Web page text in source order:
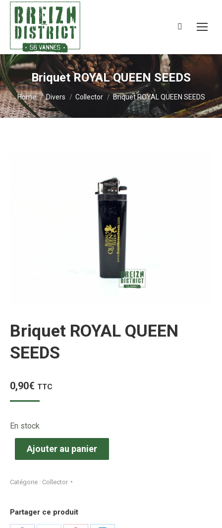
Search:
Briquet ROYAL QUEEN SEEDS
You are here:
Home Divers Collector Briquet ROYAL QUEEN SEEDS
Briquet ROYAL QUEEN
SEEDS
0,90€ TTC
En stock
Ajouter au panier
Catégorie : Collector
Partager ce produit